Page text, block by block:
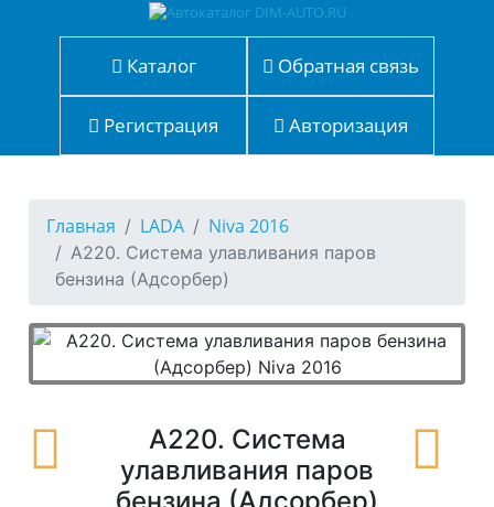
Каталог Обратная связь
Регистрация Авторизация
Главная LADA Niva 2016
A220. Система улавливания паров
бензина (Адсорбер)
A220. Система
улавливания паров